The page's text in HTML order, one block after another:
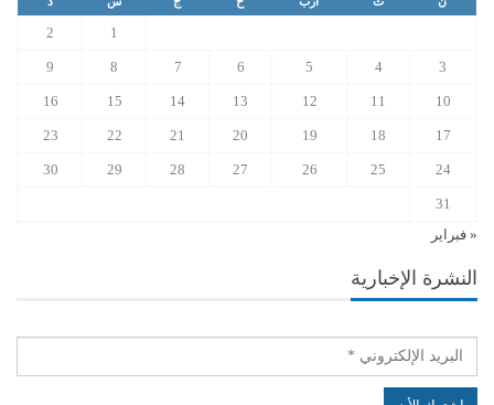
1
2
3
4
5
6
7
8
9
10
11
12
13
14
15
16
17
18
19
20
21
22
23
24
25
26
27
28
29
30
31
« فبراير
النشرة الإخبارية